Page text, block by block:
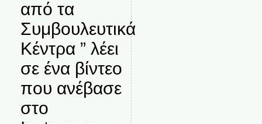
από τα
Συμβουλευτικά
Κέντρα ” λέει
σε ένα βίντεο
που ανέβασε
στο